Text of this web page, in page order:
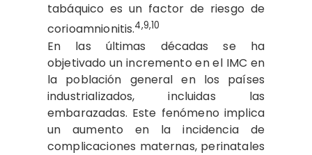
tabáquico es un factor de riesgo de
corioamnionitis.4,9,10
En las últimas décadas se ha
objetivado un incremento en el IMC en
la población general en los países
industrializados, incluidas las
embarazadas. Este fenómeno implica
un aumento en la incidencia de
complicaciones maternas, perinatales